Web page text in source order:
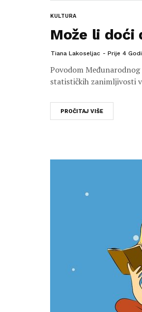
KULTURA
Može li doći
Tiana Lakoseljac Prije 4
Povodom
statističkih zanimljivosti
PROČITAJ VIŠE